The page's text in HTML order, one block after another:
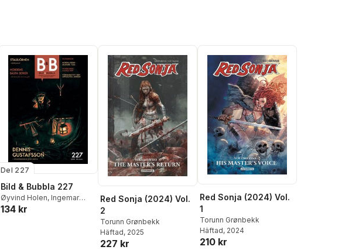
Del 227
Bild & Bubbla 227
Øyvind Holen, Ingemar
Bengtsson
134 kr
Red Sonja (2024) Vol.
2
Torunn Grønbekk
Häftad, 2025
227 kr
Red Sonja (2024) Vol.
1
Torunn Grønbekk
Häftad, 2024
210 kr